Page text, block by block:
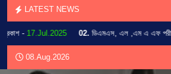
LATEST NEWS
-17.Jul.2025 02. ডিএমএস, এল ,এম এ এফ
08.Aug.2026